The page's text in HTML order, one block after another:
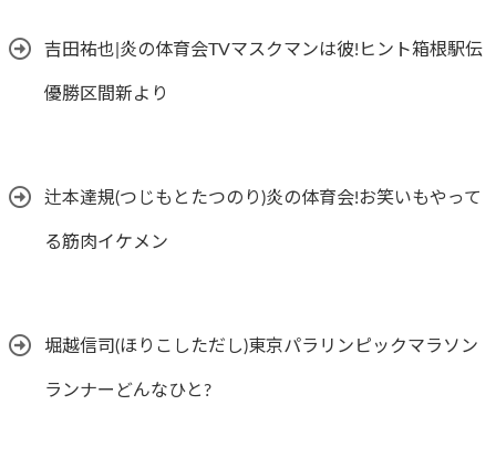
吉田祐也|炎の体育会TVマスクマンは彼!ヒント箱根駅伝
優勝区間新より
辻本達規(つじもとたつのり)炎の体育会!お笑いもやって
る筋肉イケメン
堀越信司(ほりこしただし)東京パラリンピックマラソン
ランナーどんなひと?